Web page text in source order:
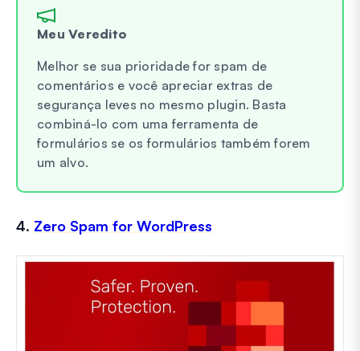
Meu Veredito
Melhor se sua prioridade for spam de
comentários e você apreciar extras de
segurança leves no mesmo plugin. Basta
combiná-lo com uma ferramenta de
formulários se os formulários também forem
um alvo.
4. Zero Spam for WordPress